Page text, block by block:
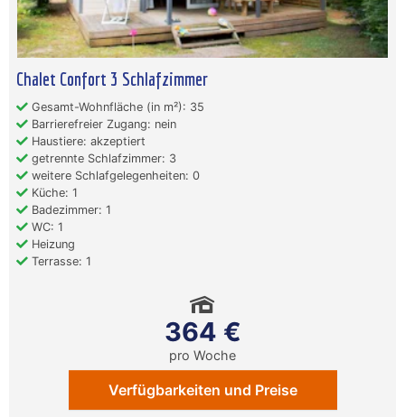
Chalet Confort 3 Schlafzimmer
Gesamt-Wohnfläche (in m²): 35
Barrierefreier Zugang: nein
Haustiere: akzeptiert
getrennte Schlafzimmer: 3
weitere Schlafgelegenheiten: 0
Küche: 1
Badezimmer: 1
WC: 1
Heizung
Terrasse: 1
364 €
pro Woche
Verfügbarkeiten und Preise